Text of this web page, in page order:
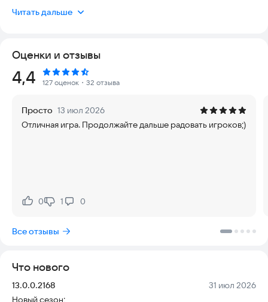
необычным сюжетом, захватывающим геймплеем и
События игры разворачиваются в недалеком будущем, где
все люди при загадочных обстоятельствах исчезли с лица
Земли. Эволюция животных совершила гигантский скачок и
позволила им развиться до уровня совершенно новой,
В игре вы встретите множество забавных антропоморфных
развить процветающие поселения на руинах человеческого
наследия!
Коллекция героев поразит своим многообразием: от
собственными характерами и навыками: вы сможете взять в
свой отряд отважную капибару, грозного медоеда,
Читать дальше
Оценки и отзывы
Рейтинг:
4,4 127 оценок ・32 отзыва
Просто 13 июл 2026
Отличная игра. Продолжайте дальше радовать игроков;)
Нравится:
0Не нравится:
1 0
Все отзывы
Что нового
Версия:
13.0.0.2168 Дата:
31 июл 2026
Новый сезон;